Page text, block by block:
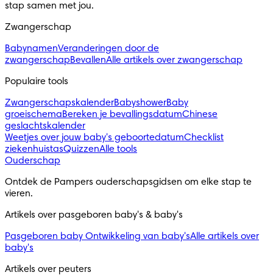
stap samen met jou.
Zwangerschap
BabynamenVeranderingen door de
zwangerschapBevallenAlle artikels over zwangerschap
Populaire tools
ZwangerschapskalenderBabyshowerBaby
groeischemaBereken je bevallingsdatumChinese
geslachtskalender
Weetjes over jouw baby's geboortedatumChecklist
ziekenhuistasQuizzenAlle tools
Ouderschap
Ontdek de Pampers ouderschapsgidsen om elke stap te
vieren.
Artikels over pasgeboren baby's & baby's
Pasgeboren baby Ontwikkeling van baby'sAlle artikels over
baby's
Artikels over peuters